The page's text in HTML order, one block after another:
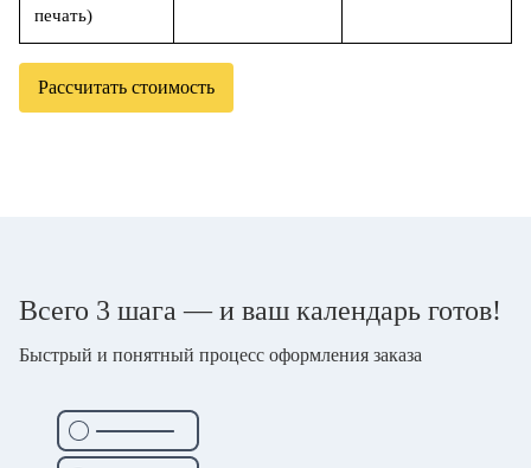
печать)
Рассчитать стоимость
Всего 3 шага — и ваш календарь готов!
Быстрый и понятный процесс оформления заказа